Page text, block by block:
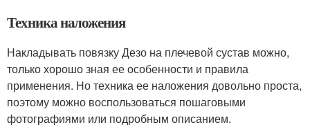
Техника наложения
Накладывать повязку Дезо на плечевой сустав можно,
только хорошо зная ее особенности и правила
применения. Но техника ее наложения довольно проста,
поэтому можно воспользоваться пошаговыми
фотографиями или подробным описанием.